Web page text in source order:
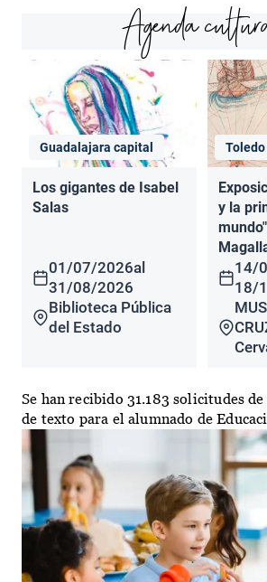
Agenda
Guadalajara capital
Los gigantes de Isabel
Salas
01/07/2026al
31/08/2026
Biblioteca Pública
del Estado
y la
14/
18/
Se han recibido 31.183 solicitudes
de texto para el alumnado de